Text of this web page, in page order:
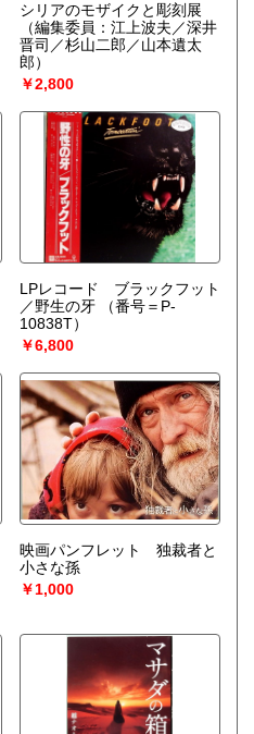
シリアのモザイクと彫刻展
（編集委員：江上波夫／深井
晋司／杉山二郎／山本遺太
郎）
￥2,800
LPレコード ブラックフット
／野生の牙
（番号＝P-
10838T）
￥6,800
映画パンフレット 独裁者と
小さな孫
￥1,000